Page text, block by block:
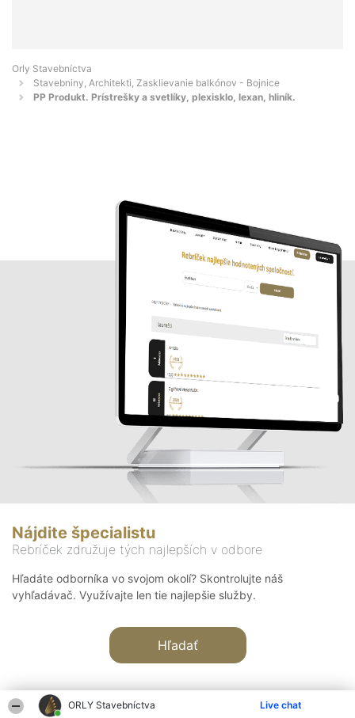
ORLY Stavebníctva Live chat
Orly Stavebníctva
Stavebniny, Architekti, Zasklievanie balkónov - Bojnice
PP Produkt. Prístrešky a svetlíky, plexisklo, lexan, hliník.
Nájdite špecialistu
Rebríček združuje tých najlepších v odbore
Hľadáte odborníka vo svojom okolí? Skontrolujte náš
vyhľadávač. Využívajte len tie najlepšie služby.
Hľadať